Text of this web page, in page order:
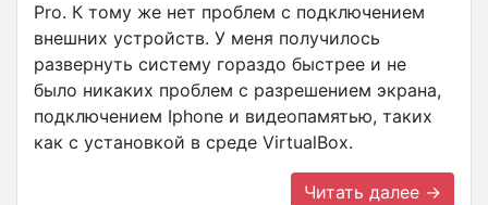
Pro. К тому же нет проблем с подключением
внешних устройств. У меня получилось
развернуть систему гораздо быстрее и не
было никаких проблем с разрешением экрана,
подключением Iphone и видеопамятью, таких
как с установкой в среде VirtualBox.
Читать далее →